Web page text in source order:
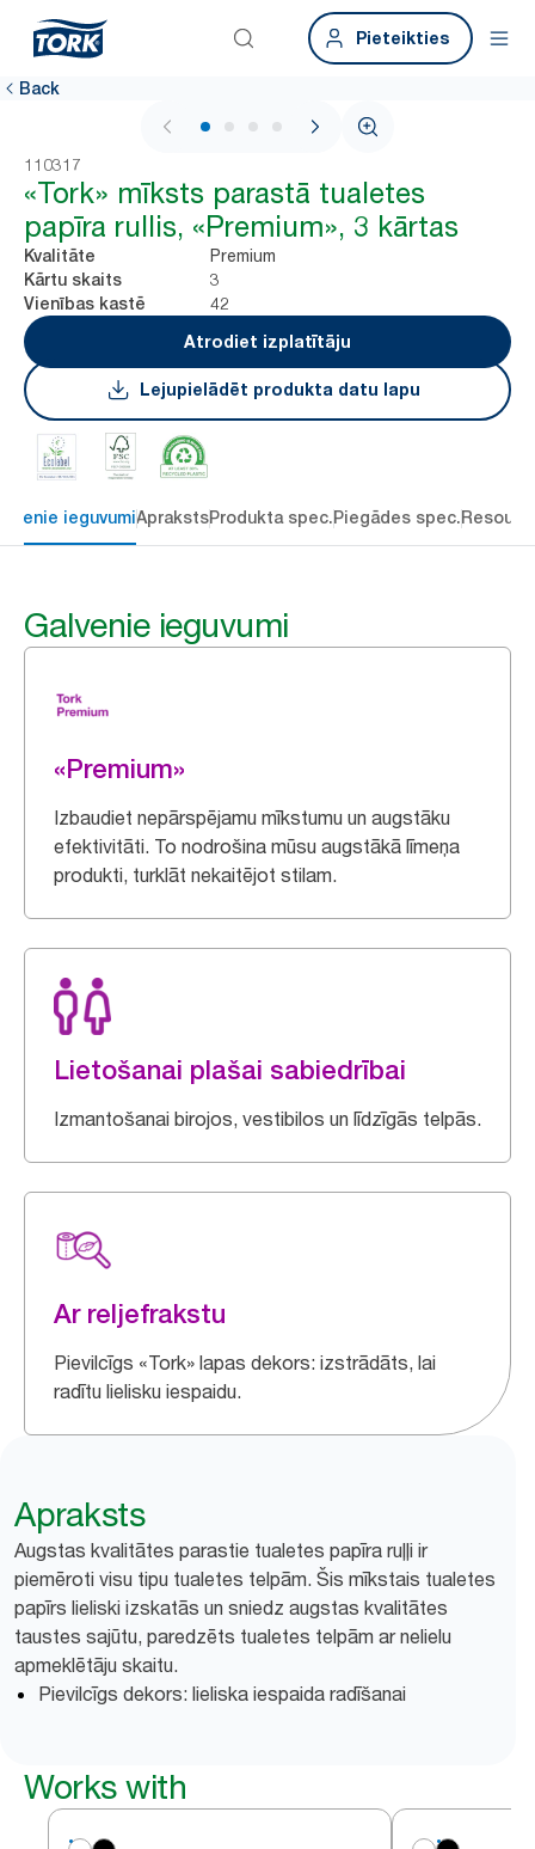
Pieteikties
Back
1 / 4
110317
«Tork» mīksts parastā tualetes
papīra rullis, «Premium», 3 kārtas
Kvalitāte Premium
Kārtu skaits 3
Vienības kastē
42
Atrodiet izplatītāju
Lejupielādēt produkta datu lapu
ieguvumiAprakstsProdukta spec.Piegādes spec.
Galvenie ieguvumi
«Premium»
Izbaudiet nepārspējamu mīkstumu un augstāku
efektivitāti. To nodrošina mūsu augstākā līmeņa
produkti, turklāt nekaitējot stilam.
Lietošanai plašai sabiedrībai
Izmantošanai birojos, vestibilos un līdzīgās telpās.
Ar reljefrakstu
Pievilcīgs «Tork» lapas dekors: izstrādāts, lai
radītu lielisku iespaidu.
Apraksts
Augstas kvalitātes parastie tualetes papīra ruļļi ir
piemēroti visu tipu tualetes telpām. Šis mīkstais tualetes
papīrs lieliski izskatās un sniedz augstas kvalitātes
taustes sajūtu, paredzēts tualetes telpām ar nelielu
apmeklētāju skaitu.
Pievilcīgs dekors: lieliska iespaida radīšanai
Works with